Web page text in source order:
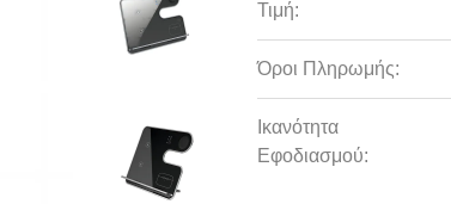
Τιμή:
Όροι Πληρωμής:
Ικανότητα
Εφοδιασμού: